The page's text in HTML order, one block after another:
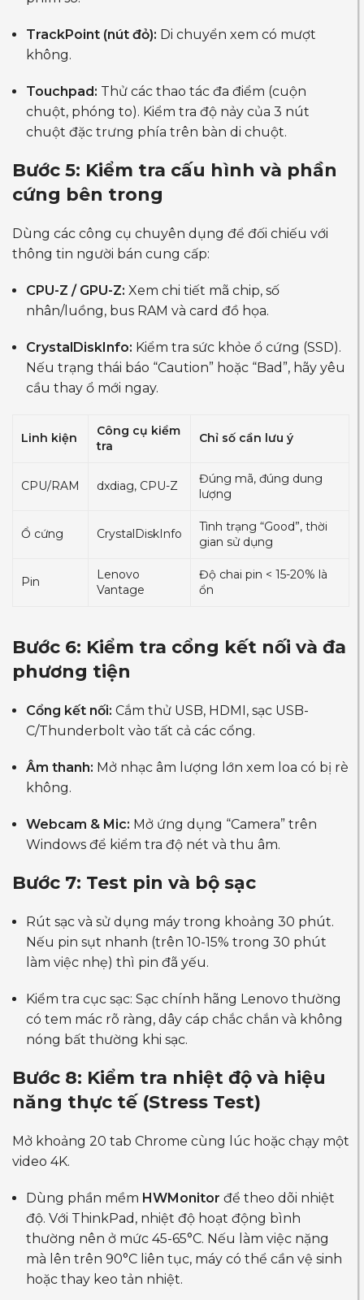
TrackPoint (nút đỏ): Di chuyển xem có mượt
không.
Touchpad: Thử các thao tác đa điểm (cuộn
chuột, phóng to). Kiểm tra độ nảy của 3 nút
chuột đặc trưng phía trên bàn di chuột.
Bước 5: Kiểm tra cấu hình và phần
cứng bên trong
Dùng các công cụ chuyên dụng để đối chiếu với
thông tin người bán cung cấp:
CPU-Z / GPU-Z: Xem chi tiết mã chip, số
nhân/luồng, bus RAM và card đồ họa.
CrystalDiskInfo: Kiểm tra sức khỏe ổ cứng (SSD).
Nếu trạng thái báo “Caution” hoặc “Bad”, hãy yêu
cầu thay ổ mới ngay.
Linh kiện
Công cụ kiểm
tra
Chỉ số cần lưu ý
CPU/RAM dxdiag, CPU-Z
Đúng mã, đúng dung
lượng
Ổ cứng CrystalDiskInfo
Tình trạng “Good”, thời
gian sử dụng
Pin
Lenovo
Vantage
Độ chai pin < 15-20% là
ổn
Bước 6: Kiểm tra cổng kết nối và đa
phương tiện
Cổng kết nối: Cắm thử USB, HDMI, sạc USB-
C/Thunderbolt vào tất cả các cổng.
Âm thanh: Mở nhạc âm lượng lớn xem loa có bị rè
không.
Webcam & Mic: Mở ứng dụng “Camera” trên
Windows để kiểm tra độ nét và thu âm.
Bước 7: Test pin và bộ sạc
Rút sạc và sử dụng máy trong khoảng 30 phút.
Nếu pin sụt nhanh (trên 10-15% trong 30 phút
làm việc nhẹ) thì pin đã yếu.
Kiểm tra cục sạc: Sạc chính hãng Lenovo thường
có tem mác rõ ràng, dây cáp chắc chắn và không
nóng bất thường khi sạc.
Bước 8: Kiểm tra nhiệt độ và hiệu
năng thực tế (Stress Test)
Mở khoảng 20 tab Chrome cùng lúc hoặc chạy một
video 4K.
Dùng phần mềm HWMonitor để theo dõi nhiệt
độ. Với ThinkPad, nhiệt độ hoạt động bình
thường nên ở mức 45-65°C. Nếu làm việc nặng
mà lên trên 90°C liên tục, máy có thể cần vệ sinh
hoặc thay keo tản nhiệt.